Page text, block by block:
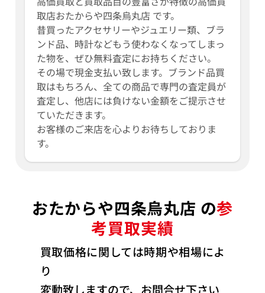
取店おたからや四条烏丸店 です。
昔買ったアクセサリーやジュエリー類、ブラ
ンド品、時計などもう使わなくなってしまっ
た物を、ぜひ無料査定にお持ちください。
その場で現金支払い致します。ブランド品買
取はもちろん、全ての商品で専門の査定員が
査定し、他店には負けない金額をご提示させ
ていただきます。
お客様のご来店を心よりお待ちしておりま
す。
おたからや四条烏丸店 の参
考買取実績
買取価格に関しては時期や相場によ
り
変動致しますので、お問合せ下さい